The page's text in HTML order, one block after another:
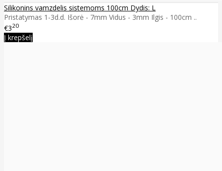
Silikonins vamzdelis sistemoms 100cm Dydis: L
Pristatymas 1-3d.d. Išorė - 7mm Vidus - 3mm Ilgis - 100cm ..
€320
Į krepšelį